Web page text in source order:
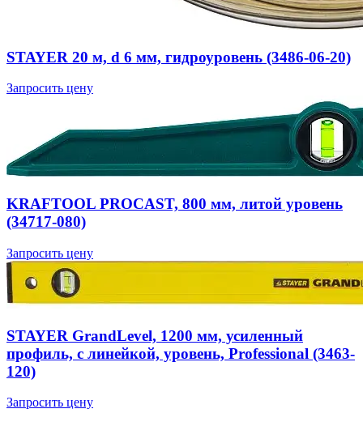
STAYER 20 м, d 6 мм, гидроуровень (3486-06-20)
Запросить цену
KRAFTOOL PROCAST, 800 мм, литой уровень
(34717-080)
Запросить цену
STAYER GrandLevel, 1200 мм, усиленный
профиль, с линейкой, уровень, Professional (3463-
120)
Запросить цену